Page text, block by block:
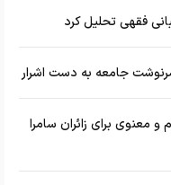
فقهی تحلیل کرد
جامعه به دست اشرار
و معنوی برای زائران سامرا